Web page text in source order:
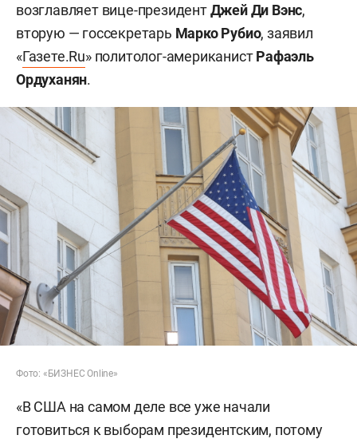
возглавляет вице-президентДжей Ди Вэнс,
вторую — госсекретарь Марко Рубио, заявил
«Газете.Ru» политолог-американистРафаэль
Ордуханян.
Фото: «БИЗНЕС Online»
«В США на самом деле все уже начали
готовиться к выборам президентским, потому